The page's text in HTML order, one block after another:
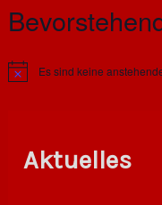
H
Es sind keine
Aktuelles